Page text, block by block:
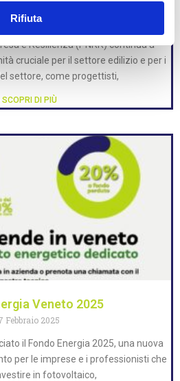
Rifiuta
per l’edilizia
2 Marzo 2025
e Resilienza (PNRR) continua a
cruciale per il settore edilizio e per i
settore, come progettisti,
SCOPRI DI PIÙ
Veneto 2025
Febbraio 2025
il Fondo Energia 2025, una nuova
per le imprese e i professionisti che
in fotovoltaico,